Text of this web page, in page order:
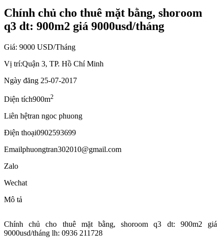
Chính chủ cho thuê mặt bằng, shoroom
q3 dt: 900m2 giá 9000usd/tháng
Giá: 9000 USD/Tháng
Vị trí:Quận 3, TP. Hồ Chí Minh
Ngày đăng 25-07-2017
Diện tích900m2
Liên hệtran ngoc phuong
Điện thoại0902593699
Emailphuongtran302010@gmail.com
Zalo
Wechat
Mô tả
Chính chủ cho thuê mặt bằng, shoroom q3 dt: 900m2 giá
9000usd/tháng lh: 0936 211728